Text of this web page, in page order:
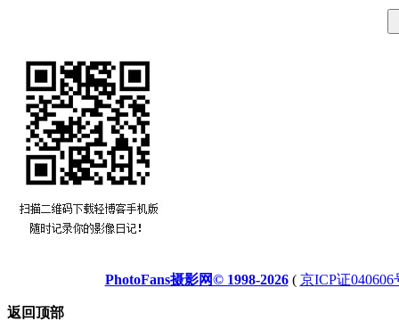
PhotoFans摄影网© 1998-2026( 京ICP证040606
返回顶部